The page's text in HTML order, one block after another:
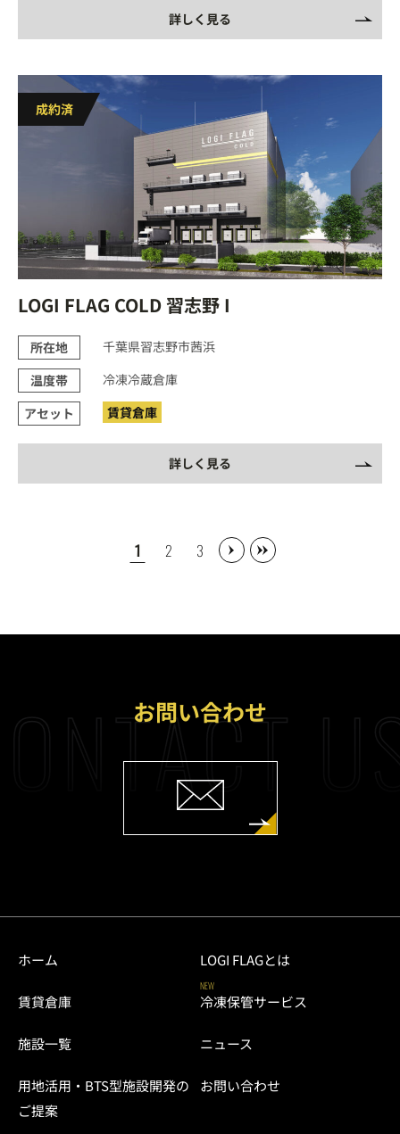
詳しく見る
LOGI FLAG COLD 習志野 I
所在地
千葉県習志野市茜浜
温度帯
冷凍冷蔵倉庫
アセット
賃貸倉庫
詳しく見る
1 2 3
US
お問い合わせ
ホーム LOGI FLAGとは
賃貸倉庫
NEW
冷凍保管サービス
施設一覧 ニュース
用地活用・BTS型施設開発の
ご提案
お問い合わせ